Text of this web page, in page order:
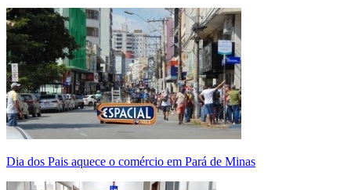
Dia dos Pais aquece o comércio em Pará de Minas